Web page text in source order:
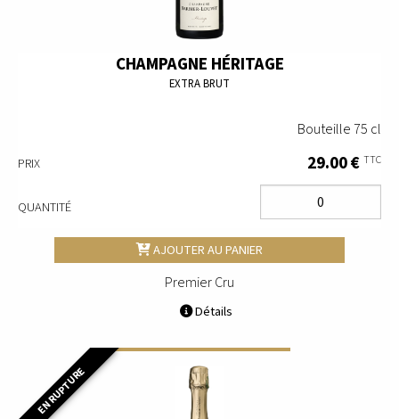
CHAMPAGNE HÉRITAGE
EXTRA BRUT
Bouteille 75 cl
PRIX 29.00 € TTC
QUANTITÉ
AJOUTER AU PANIER
Premier Cru
Détails
EN RUPTURE